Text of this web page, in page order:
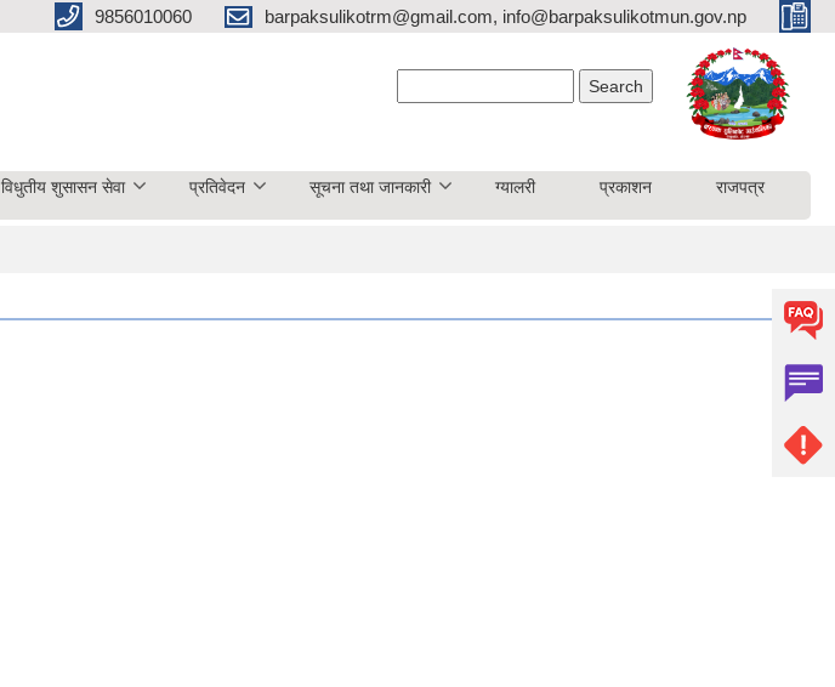
9856010060 barpaksulikotrm@gmail.com, info@barpaksulikotmun.gov.np
विधुतीय शुसासन सेवा प्रतिवेदन सूचना तथा जानकारी ग्यालरी प्रकाशन राजपत्र